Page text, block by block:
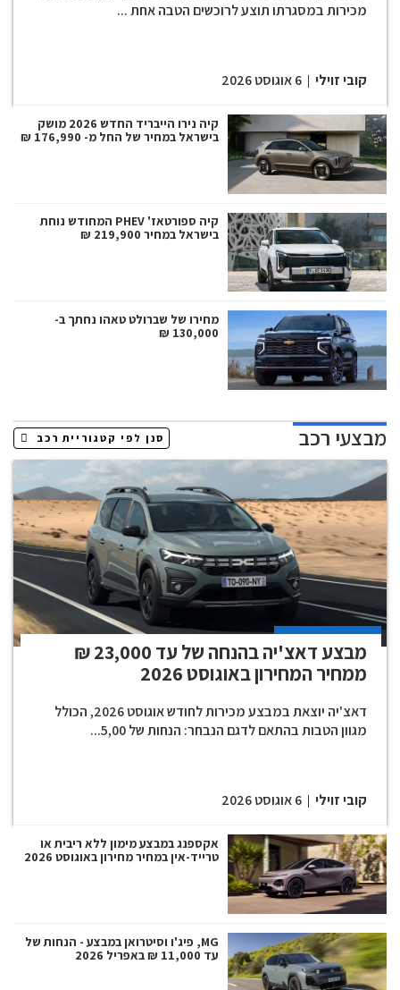
מכירות במסגרתו תוצע לרוכשים הטבה אחת ...
קובי זוילי 6 אוגוסט 2026
קיה נירו הייבריד החדש 2026 מושק
בישראל במחיר של החל מ- 176,990 ₪
קיה ספורטאז' PHEV המחודש נוחת
בישראל במחיר 219,900 ₪
מחירו של שברולט טאהו נחתך ב-
130,000 ₪
מבצעי רכב
מבצע דאצ'יה בהנחה של עד 23,000 ₪
ממחיר המחירון באוגוסט 2026
דאצ'יה יוצאת במבצע מכירות לחודש אוגוסט 2026, הכולל
מגוון הטבות בהתאם לדגם הנבחר: הנחות של 5,00...
קובי זוילי 6 אוגוסט 2026
אקספנג במבצע מימון ללא ריבית או
טרייד-אין במחיר מחירון באוגוסט 2026
MG, פיג'ו וסיטרואן במבצע - הנחות של
עד 11,000 ₪ באפריל 2026